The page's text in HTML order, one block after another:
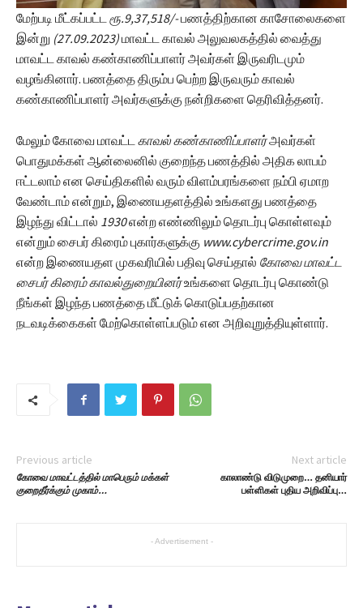
மேற்படி மீட்கப்பட்ட ரூ.9,37,518/-பணத்திற்கான காசோலைகளை
இன்று (27.09.2023)மாவட்ட காவல் அலுவலகத்தில் வைத்து
மாவட்ட காவல் கண்காணிப்பாளர் அவர்கள் இருவரிடமும்
வழங்கினார். பணத்தை திரும்ப பெற்ற இருவரும் காவல்
கண்காணிப்பாளர் அவர்களுக்கு நன்றிகளை தெரிவித்தனர்.
மேலும் கோவை மாவட்ட காவல் கண்காணிப்பாளர்அவர்கள்
பொதுமக்கள் ஆன்லைனில் குறைந்த பணத்தில் அதிக லாபம்
ஈட்டலாம் என செய்திகளில் வரும் விளம்பரங்களை நம்பி ஏமாற
வேண்டாம் என்றும், இணையதளத்தில் உங்களது பணத்தை
இழந்து விட்டால் 1930என்ற எண்ணிலும் தொடர்பு கொள்ளவும்
என்றும் சைபர் கிரைம் புகார்களுக்கு www.cybercrime.gov.in
என்ற இணையதள முகவரியில் பதிவு செய்தால் கோவை மாவட்ட
சைபர் கிரைம் காவல்துறையினர்உங்களை தொடர்பு கொண்டு
நீங்கள் இழந்த பணத்தை மீட்டுக் கொடுப்பதற்கான
நடவடிக்கைகள் மேற்கொள்ளப்படும் என அறிவுறுத்தியுள்ளார்.
Previous article
கோவை மாவட்டத்தில் மாபெரும் மக்கள்
குறைதீர்க்கும் முகாம்…
Next article
காலாண்டு விடுமுறை… தனியார்
பள்ளிகள் புதிய அறிவிப்பு…
- Advertisement -